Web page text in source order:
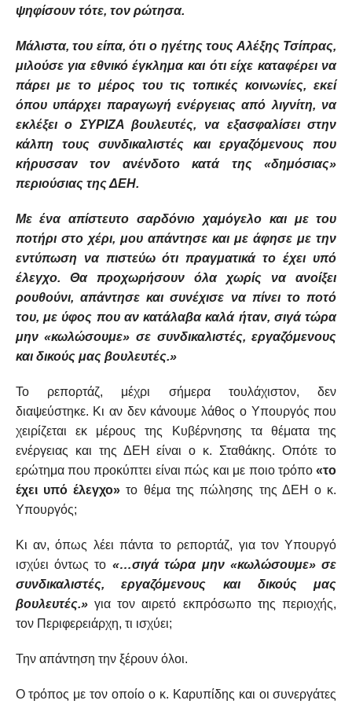
ψηφίσουν τότε, τον ρώτησα.
Μάλιστα, του είπα, ότι ο ηγέτης τους Αλέξης Τσίπρας,
μιλούσε για εθνικό έγκλημα και ότι είχε καταφέρει να
πάρει με το μέρος του τις τοπικές κοινωνίες, εκεί
όπου υπάρχει παραγωγή ενέργειας από λιγνίτη, να
εκλέξει ο ΣΥΡΙΖΑ βουλευτές, να εξασφαλίσει στην
κάλπη τους συνδικαλιστές και εργαζόμενους που
κήρυσσαν τον ανένδοτο κατά της «δημόσιας»
περιούσιας της ΔΕΗ.
Με ένα απίστευτο σαρδόνιο χαμόγελο και με του
ποτήρι στο χέρι, μου απάντησε και με άφησε με την
εντύπωση να πιστεύω ότι πραγματικά το έχει υπό
έλεγχο. Θα προχωρήσουν όλα χωρίς να ανοίξει
ρουθούνι, απάντησε και συνέχισε να πίνει το ποτό
του, με ύφος που αν κατάλαβα καλά ήταν, σιγά τώρα
μην «κωλώσουμε» σε συνδικαλιστές, εργαζόμενους
και δικούς μας βουλευτές.»
Το ρεπορτάζ, μέχρι σήμερα τουλάχιστον, δεν
διαψεύστηκε. Κι αν δεν κάνουμε λάθος ο Υπουργός που
χειρίζεται εκ μέρους της Κυβέρνησης τα θέματα της
ενέργειας και της ΔΕΗ είναι ο κ. Σταθάκης. Οπότε το
ερώτημα που προκύπτει είναι πώς και με ποιο τρόπο«το
έχει υπό έλεγχο» το θέμα της πώλησης της ΔΕΗ ο κ.
Υπουργός;
Κι αν, όπως λέει πάντα το ρεπορτάζ, για τον Υπουργό
ισχύει όντως το «…σιγά τώρα μην «κωλώσουμε» σε
συνδικαλιστές, εργαζόμενους και δικούς μας
βουλευτές.»για τον αιρετό εκπρόσωπο της περιοχής,
τον Περιφερειάρχη, τι ισχύει;
Την απάντηση την ξέρουν όλοι.
Ο τρόπος με τον οποίο ο κ. Καρυπίδης και οι συνεργάτες